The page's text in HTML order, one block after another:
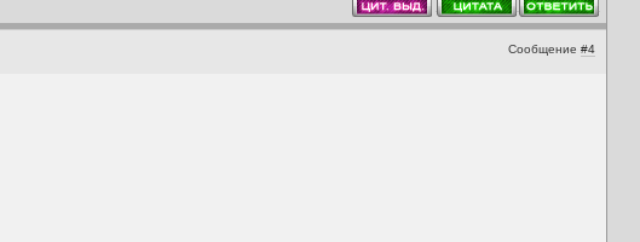
Сообщение #4